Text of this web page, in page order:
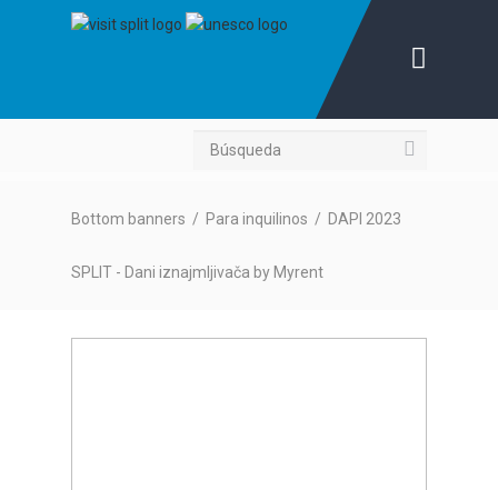
Búsqueda
Bottom banners / Para inquilinos / DAPI 2023
SPLIT - Dani iznajmljivača by Myrent